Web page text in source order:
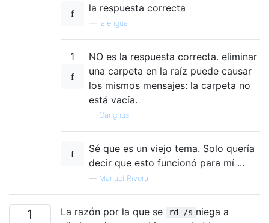
la respuesta correcta
lalengua
1
NO es la respuesta correcta. eliminar
una carpeta en la raíz puede causar
los mismos mensajes: la carpeta no
está vacía.
— Gangnus
Sé que es un viejo tema. Solo quería
decir que esto funcionó para mí ...
— Manuel Rivera
1 La razón por la que se rd /s niega a